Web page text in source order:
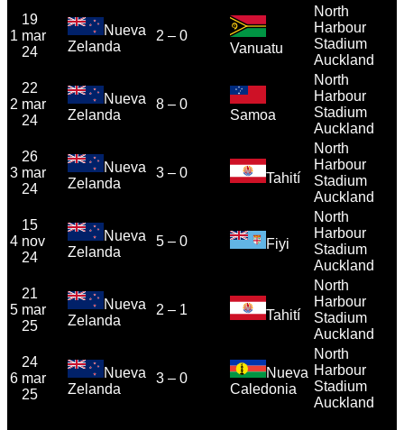
1
19
mar
24
Nueva
Zelanda
2 – 0
Vanuatu
North
Harbour
Stadium
Auckland
2
22
mar
24
Nueva
Zelanda
8 – 0
Samoa
North
Harbour
Stadium
Auckland
3
26
mar
24
Nueva
Zelanda
3 – 0 Tahití
North
Harbour
Stadium
Auckland
4
15
nov
24
Nueva
Zelanda
5 – 0 Fiyi
North
Harbour
Stadium
Auckland
5
21
mar
25
Nueva
Zelanda
2 – 1 Tahití
North
Harbour
Stadium
Auckland
6
24
mar
25
Nueva
Zelanda
3 – 0
Nueva
Caledonia
North
Harbour
Stadium
Auckland